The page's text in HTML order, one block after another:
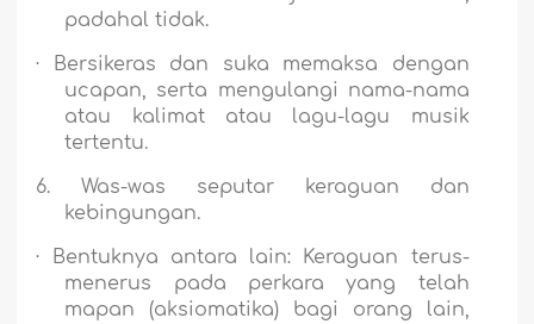
padahal tidak.
·
Bersikeras dan suka memaksa dengan
ucapan, serta mengulangi nama-nama
atau kalimat atau lagu-lagu musik
tertentu.
6.
Was-was seputar keraguan dan
kebingungan.
·
Bentuknya antara lain: Keraguan terus-
menerus pada perkara yang telah
mapan (aksiomatika) bagi orang lain,